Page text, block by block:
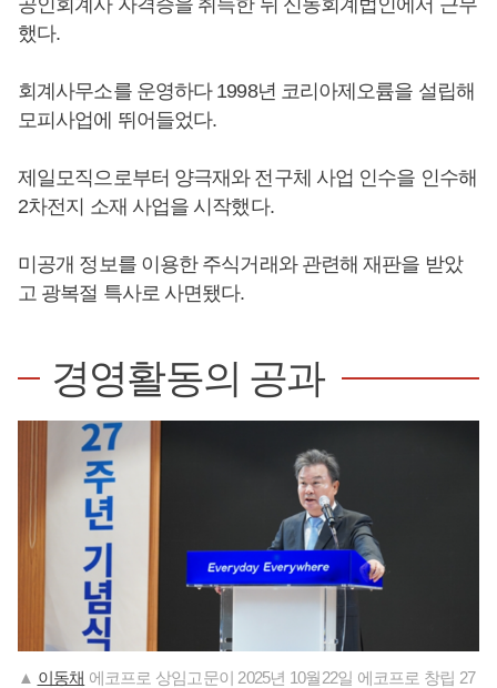
공인회계사 자격증을 취득한 뒤 신동회계법인에서 근무
했다.
회계사무소를 운영하다 1998년 코리아제오륨을 설립해
모피사업에 뛰어들었다.
제일모직으로부터 양극재와 전구체 사업 인수을 인수해
2차전지 소재 사업을 시작했다.
미공개 정보를 이용한 주식거래와 관련해 재판을 받았
고 광복절 특사로 사면됐다.
경영활동의 공과
▲ 이동채 에코프로 상임고문이 2025년 10월22일 에코프로 창립 27